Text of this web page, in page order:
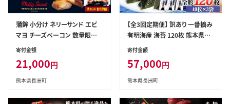
蒲鉾 小分け ネリーサンド エビ
マヨ チーズベーコン 数量限定
さつま揚げ 12個 徳永蒲鉾店《30
蒲鉾 揚げ物 おつまみ 海鮮 お中
元 ギフト お土産 チーズ 海老 国
かまぼこ---sn_ftokunly_30d_
寄付金額
21,000円
熊本県長洲町
【全3回定期便】 訳あり 一番摘み
有明海産 海苔 120枚 熊本県産
（有明海産） 海苔 定期便 全形40
翌月以降の出荷月から出荷開
始》隔月お届け 計360枚---fn_n
3---
寄付金額
57,000円
熊本県長洲町